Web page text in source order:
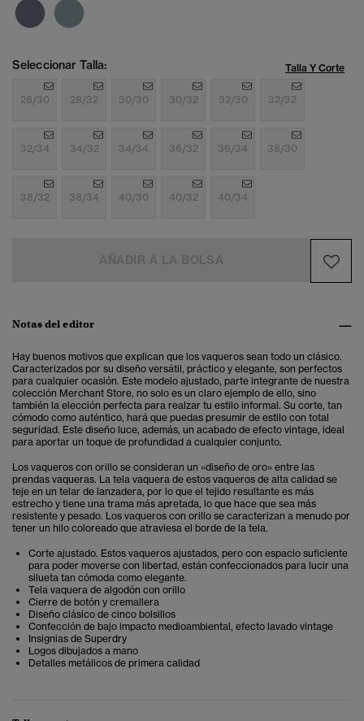
Seleccionar Talla: Talla Y Corte
28/30 28/32 30/30 30/32 32/30 32/32
32/34 34/32 34/34 36/32 36/34 38/30
38/32 38/34 40/30 40/32 40/34
Notas del editor
Hay buenos motivos que explican que los vaqueros sean todo un clásico.
Caracterizados por su diseño versátil, práctico y elegante, son perfectos
para cualquier ocasión. Este modelo ajustado, parte integrante de nuestra
colección Merchant Store, no solo es un claro ejemplo de ello, sino
también la elección perfecta para realzar tu estilo informal. Su corte, tan
cómodo como auténtico, hará que puedas presumir de estilo con total
seguridad. Este diseño luce, además, un acabado de efecto vintage, ideal
para aportar un toque de profundidad a cualquier conjunto.
Los vaqueros con orillo se consideran un «diseño de oro» entre las
prendas vaqueras. La tela vaquera de estos vaqueros de alta calidad se
teje en un telar de lanzadera, por lo que el tejido resultante es más
estrecho y tiene una trama más apretada, lo que hace que sea más
resistente y pesado. Los vaqueros con orillo se caracterizan a menudo por
tener un hilo coloreado que atraviesa el borde de la tela.
Corte ajustado. Estos vaqueros ajustados, pero con espacio suficiente
para poder moverse con libertad, están confeccionados para lucir una
silueta tan cómoda como elegante.
Tela vaquera de algodón con orillo
Cierre de botón y cremallera
Diseño clásico de cinco bolsillos
Confección de bajo impacto medioambiental, efecto lavado vintage
Insignias de Superdry
Logos dibujados a mano
Detalles metálicos de primera calidad